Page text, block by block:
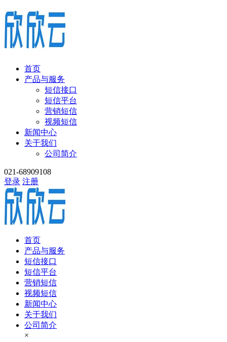
首页
产品与服务
短信接口
短信平台
营销短信
视频短信
新闻中心
关于我们
公司简介
021-68909108
登录 注册
首页
产品与服务
短信接口
短信平台
营销短信
视频短信
新闻中心
关于我们
公司简介
×